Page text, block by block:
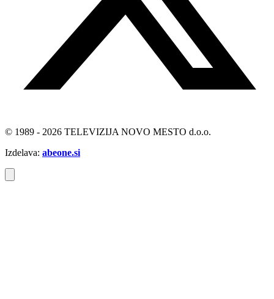
© 1989 - 2026 TELEVIZIJA NOVO MESTO d.o.o.
Izdelava: abeone.si